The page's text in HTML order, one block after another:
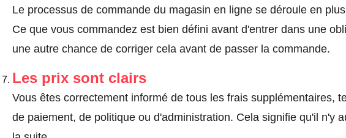
Le processus de commande du magasin en ligne se déroule en
Ce que vous commandez est bien défini avant d'entrer dans une
une autre chance de corriger cela avant de passer la commande.
Les prix sont clairs
Vous êtes correctement informé de tous les frais supplémentaires,
de paiement, de politique ou d'administration. Cela signifie qu'il n'y